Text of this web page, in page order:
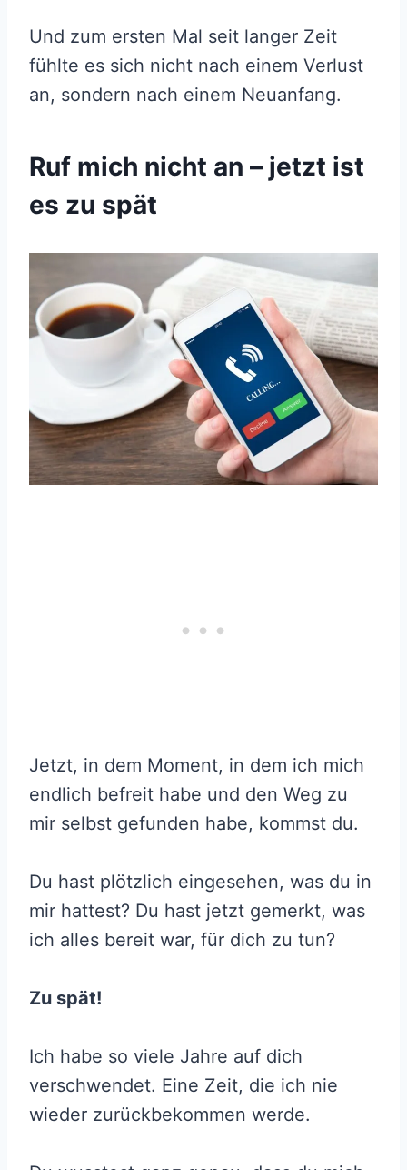
Und zum ersten Mal seit langer Zeit
fühlte es sich nicht nach einem Verlust
an, sondern nach einem Neuanfang.
Ruf mich nicht an – jetzt ist
es zu spät
Jetzt, in dem Moment, in dem ich mich
endlich befreit habe und den Weg zu
mir selbst gefunden habe, kommst du.
Du hast plötzlich eingesehen, was du in
mir hattest? Du hast jetzt gemerkt, was
ich alles bereit war, für dich zu tun?
Zu spät!
Ich habe so viele Jahre auf dich
verschwendet. Eine Zeit, die ich nie
wieder zurückbekommen werde.